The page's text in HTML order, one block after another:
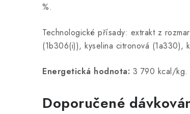
%.
Technologické přísady: extrakt z
(1b306(i)), kyselina citronová (1a330),
Energetická hodnota: 3 790 kcal/kg.
Doporučené